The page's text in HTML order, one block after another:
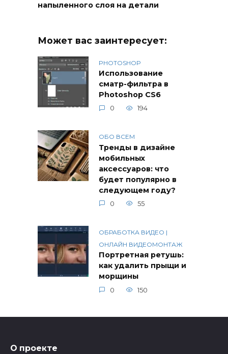
напыленного слоя на детали
Может вас заинтересует:
PHOTOSHOP
Использование
сматр-фильтра в
Photoshop CS6
0 194
ОБО ВСЕМ
Тренды в дизайне
мобильных
аксессуаров: что
будет популярно в
следующем году?
0 55
ОБРАБОТКА ВИДЕО |
ОНЛАЙН ВИДЕОМОНТАЖ
Портретная ретушь:
как удалить прыщи и
морщины
0 150
О проекте